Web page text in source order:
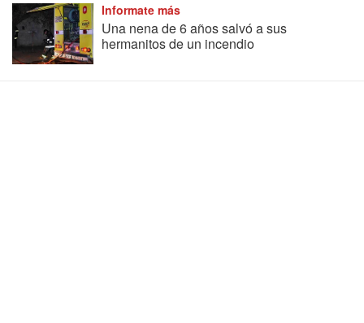
Informate más
Una nena de 6 años salvó a sus
hermanitos de un incendio